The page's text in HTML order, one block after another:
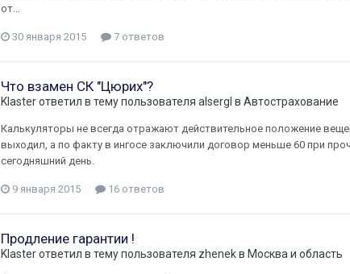
от...
30 января 2015 7 ответов
Что взамен СК "Цюрих"?
Klasterответил в тему пользователя alsergl в Автострахование
Калькуляторы не всегда отражают действительное положение
выходил, а по факту в ингосе заключили договор меньше 60 при
сегодняшний день.
9 января 2015 16 ответов
Продление гарантии !
Klasterответил в тему пользователя zhenekв Москва и область